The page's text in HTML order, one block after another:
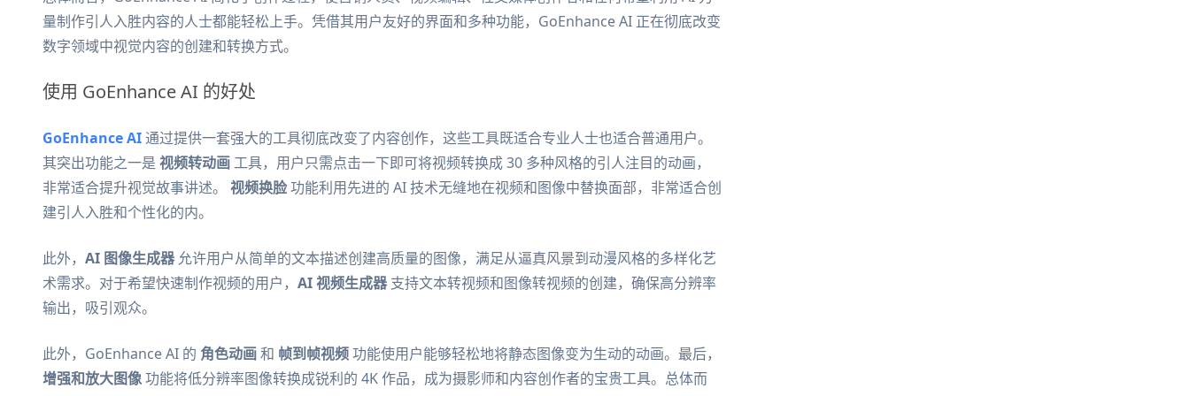
量制作引人入胜内容的人士都能轻松上手。凭借其用户友好的界面和多种功能，GoEnhance AI 正在彻底改变
数字领域中视觉内容的创建和转换方式。
使用 GoEnhance AI 的好处
GoEnhance AI通过提供一套强大的工具彻底改变了内容创作，这些工具既适合专业人士也适合普通用户。
其突出功能之一是 视频转动画工具，用户只需点击一下即可将视频转换成 30 多种风格的引人注目的动画，
非常适合提升视觉故事讲述。 视频换脸功能利用先进的 AI 技术无缝地在视频和图像中替换面部，非常适合创
建引人入胜和个性化的内。
此外， AI 图像生成器允许用户从简单的文本描述创建高质量的图像，满足从逼真风景到动漫风格的多样化艺
术需求。对于希望快速制作视频的用户， AI 视频生成器支持文本转视频和图像转视频的创建，确保高分辨率
输出，吸引观众。
此外，GoEnhance AI 的 角色动画和 帧到帧视频功能使用户能够轻松地将静态图像变为生动的动画。最后，
增强和放大图像功能将低分辨率图像转换成锐利的 4K 作品，成为摄影师和内容创作者的宝贵工具。总体而